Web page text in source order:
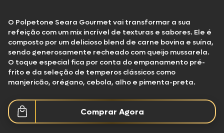
O Polpetone Seara Gourmet vai transformar a sua
refeição com um mix incrível de texturas e sabores. Ele é
composto por um delicioso blend de carne bovina e suína,
sendo generosamente recheado com queijo mussarela.
O toque especial fica por conta do empanamento pré-
frito e da seleção de temperos clássicos como
manjericão, orégano, cebola, alho e pimenta-preta.
Comprar Agora